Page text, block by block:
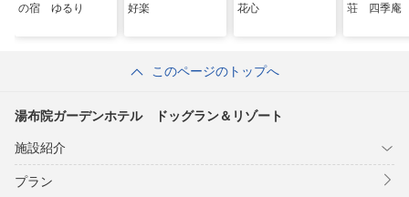
の宿 ゆるり
好楽
花心
荘 四季庵
このページのトップへ
湯布院ガーデンホテル ドッグラン＆リゾート
施設紹介
プラン